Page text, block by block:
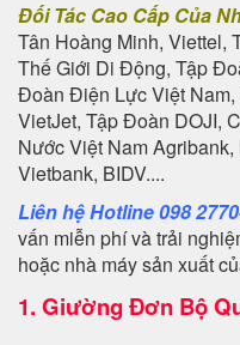
Đối Tác Cao Cấp Của
Tân Hoàng Minh, Viettel,
Thế Giới Di Động, Tập
Đoàn Điện Lực Việt
VietJet, Tập Đoàn DOJI,
Nước Việt Nam
Vietbank, BIDV....
Liên hệ Hotline 098
vấn miễn phí và trải
hoặc nhà máy sản xuất
1. Giường Đơn Bộ